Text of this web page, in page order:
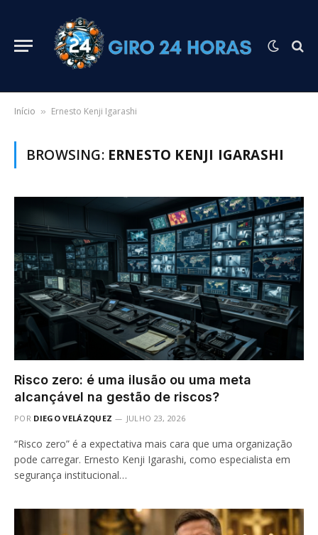
Início » Ernesto Kenji Igarashi
BROWSING: ERNESTO KENJI IGARASHI
Risco zero: é uma ilusão ou uma meta
alcançável na gestão de riscos?
POR DIEGO VELÁZQUEZ JULHO 23, 2026
“Risco zero” é a expectativa mais cara que uma organização
pode carregar. Ernesto Kenji Igarashi, como especialista em
segurança institucional…